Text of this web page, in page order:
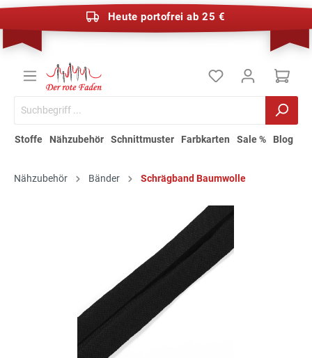
Heute portofrei ab 25 €
Stoffe Nähzubehör Schnittmuster Farbkarten Sale % Blog
Nähzubehör Bänder Schrägband Baumwolle